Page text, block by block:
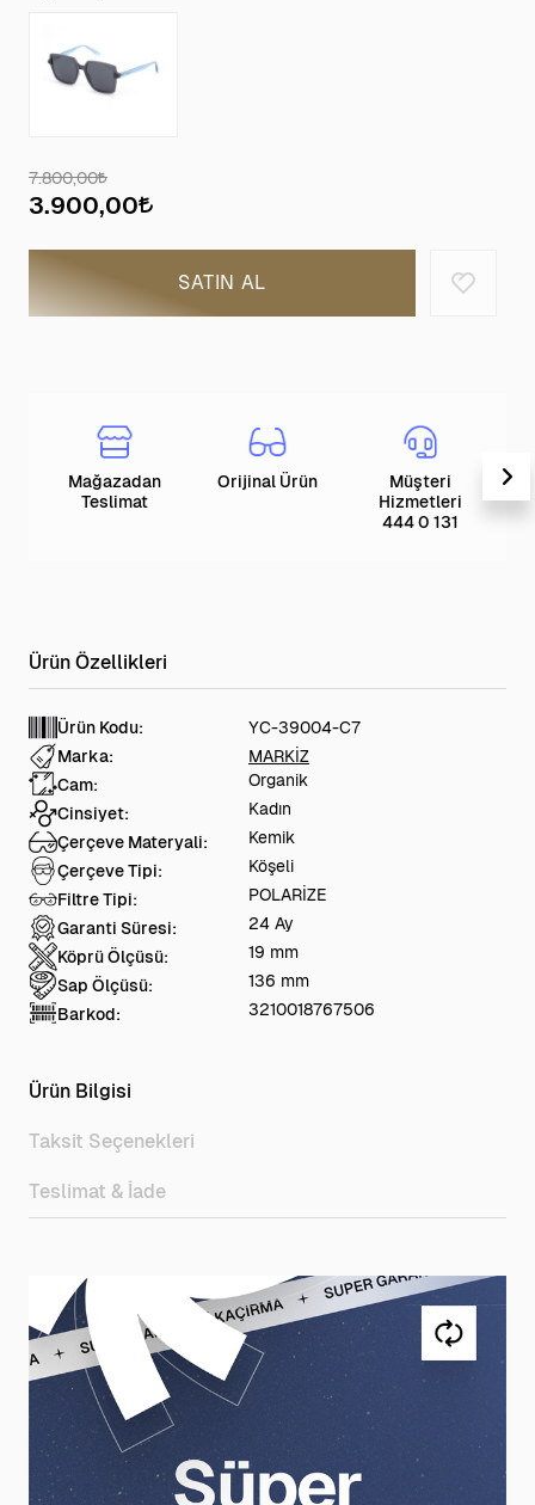
7.800,00
3.900,00
SATIN AL
Mağazadan
Teslimat
Orijinal Ürün
Müşteri
Hizmetleri
444 0 131
Ürün Kodu:
YC-39004-C7
Marka:
MARKİZ
Cam:
Organik
Cinsiyet:
Kadın
Çerçeve Materyali:
Kemik
Çerçeve Tipi:
Köşeli
Filtre Tipi:
POLARİZE
Garanti Süresi:
24 Ay
Köprü Ölçüsü:
19 mm
Sap Ölçüsü:
136 mm
Barkod:
3210018767506
Ürün Bilgisi
Taksit Seçenekleri
Teslimat & İade